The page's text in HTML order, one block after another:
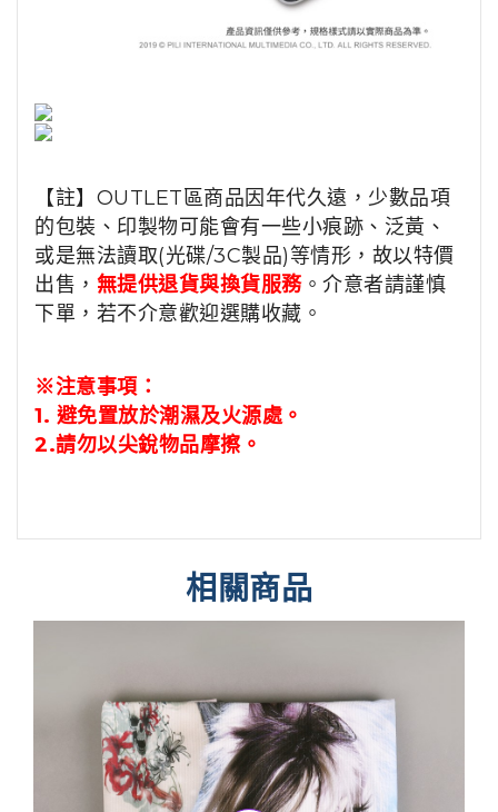
【註】OUTLET區商品因年代久遠，少數品項
的包裝、印製物可能會有一些小痕跡、泛黃、
或是無法讀取(光碟/3C製品)等情形，故以特價
出售， 無提供退貨與換貨服務。介意者請謹慎
下單，若不介意歡迎選購收藏。
※注意事項：
1. 避免置放於潮濕及火源處。
2.請勿以尖銳物品摩擦。
相關商品